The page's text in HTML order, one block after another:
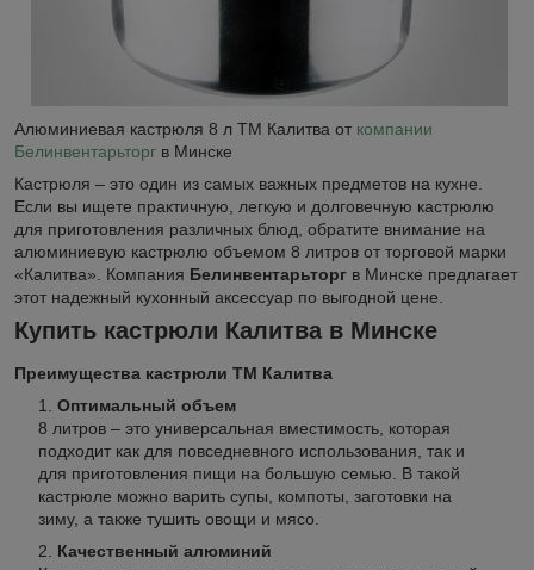
Алюминиевая кастрюля 8 л ТМ Калитва от компании
Белинвентарьторг в Минске
Кастрюля – это один из самых важных предметов на кухне.
Если вы ищете практичную, легкую и долговечную кастрюлю
для приготовления различных блюд, обратите внимание на
алюминиевую кастрюлю объемом 8 литров от торговой марки
«Калитва». Компания Белинвентарьторг в Минске предлагает
этот надежный кухонный аксессуар по выгодной цене.
Купить кастрюли Калитва в Минске
Преимущества кастрюли ТМ Калитва
Оптимальный объем
8 литров – это универсальная вместимость, которая
подходит как для повседневного использования, так и
для приготовления пищи на большую семью. В такой
кастрюле можно варить супы, компоты, заготовки на
зиму, а также тушить овощи и мясо.
Качественный алюминий